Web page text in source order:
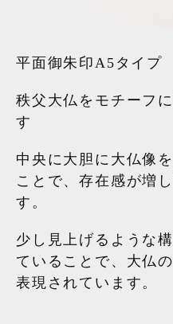
平面御朱印A5タイプ
秩父大仏をモチーフ
す
中央に大胆に大仏像
ことで、存在感が増
す。
少し見上げるような
ていることで、大仏
表現されています。